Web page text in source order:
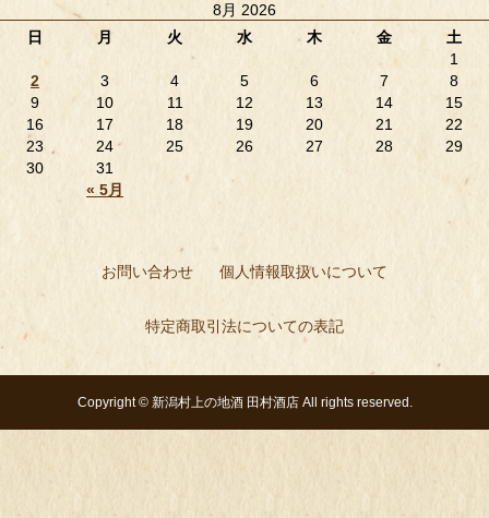
8月 2026
日
月 火 水 木 金 土
« 5月
1
2
3 4 5 6 7
8
9
10 11 12 13 14
15
16
17 18 19 20 21
22
23
24 25 26 27 28
29
30
31
お問い合わせ 個人情報取扱いについて
特定商取引法についての表記
Copyright © 新潟村上の地酒 田村酒店All rights reserved.